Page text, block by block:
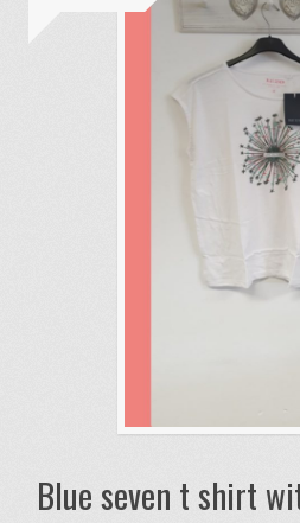
Blue seven t shirt